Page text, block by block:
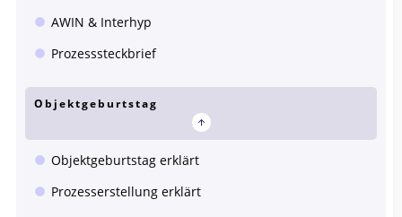
AWIN & Interhyp
Prozesssteckbrief
Objektgeburtstag
Objektgeburtstag erklärt
Prozesserstellung erklärt